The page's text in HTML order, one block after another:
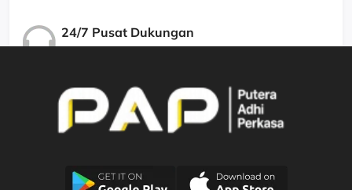
24/7 Pusat Dukungan